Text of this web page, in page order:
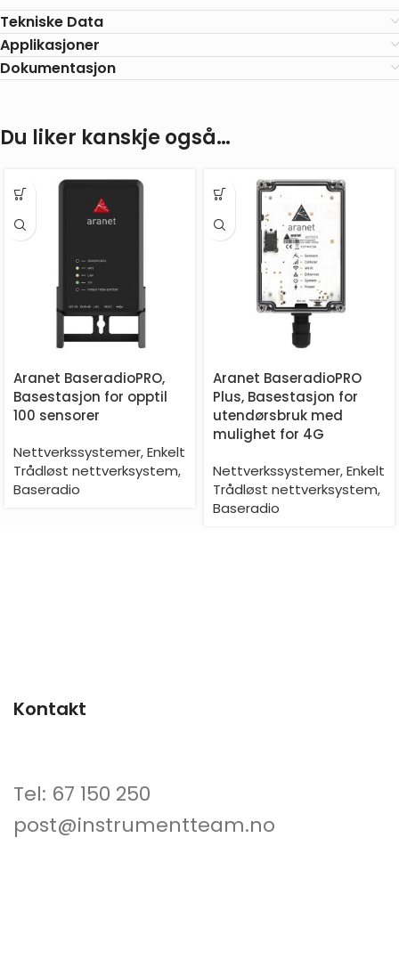
Tekniske Data
Applikasjoner
Dokumentasjon
Du liker kanskje også…
Aranet BaseradioPRO,
Basestasjon for opptil
100 sensorer
Nettverkssystemer,Enkelt
Trådløst nettverksystem,
Baseradio
Aranet BaseradioPRO
Plus, Basestasjon for
utendørsbruk med
mulighet for 4G
Nettverkssystemer,Enkelt
Trådløst nettverksystem,
Baseradio
Kontakt
Tel: 67 150 250
post@instrumentteam.no